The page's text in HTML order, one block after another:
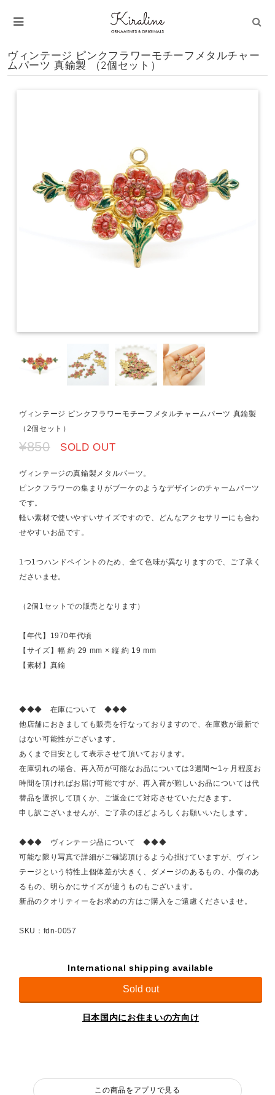
ヴィンテージ ピンクフラワーモチーフメタルチャー
ムパーツ 真鍮製 （2個セット）
ヴィンテージ ピンクフラワーモチーフメタルチャームパーツ 真鍮製
（2個セット）
¥850 SOLD OUT
ヴィンテージの真鍮製メタルパーツ。
ピンクフラワーの集まりがブーケのようなデザインのチャームパーツ
です。
軽い素材で使いやすいサイズですので、どんなアクセサリーにも合わ
せやすいお品です。
1つ1つハンドペイントのため、全て色味が異なりますので、ご了承く
ださいませ。
（2個1セットでの販売となります）
【年代】1970年代頃
【サイズ】幅 約 29 mm × 縦 約 19 mm
【素材】真鍮
◆◆◆ 在庫について ◆◆◆
他店舗におきましても販売を行なっておりますので、在庫数が最新で
はない可能性がございます。
あくまで目安として表示させて頂いております。
在庫切れの場合、再入荷が可能なお品については3週間〜1ヶ月程度お
時間を頂ければお届け可能ですが、再入荷が難しいお品については代
替品を選択して頂くか、ご返金にて対応させていただきます。
申し訳ございませんが、ご了承のほどよろしくお願いいたします。
◆◆◆ ヴィンテージ品について ◆◆◆
可能な限り写真で詳細がご確認頂けるよう心掛けていますが、ヴィン
テージという特性上個体差が大きく、ダメージのあるもの、小傷のあ
るもの、明らかにサイズが違うものもございます。
新品のクオリティーをお求めの方はご購入をご遠慮くださいませ。
SKU：fdn-0057
International shipping available
Sold out
日本国内にお住まいの方向け
この商品をアプリで見る